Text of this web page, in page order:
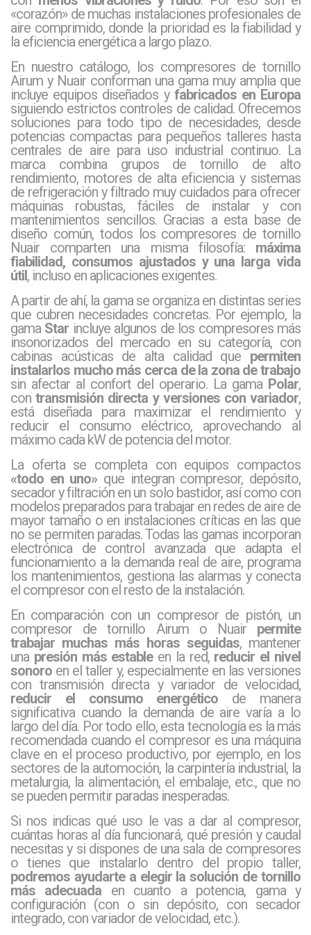
«corazón» de muchas instalaciones profesionales de
aire comprimido, donde la prioridad es la fiabilidad y
la eficiencia energética a largo plazo.
En nuestro catálogo, los compresores de tornillo
Airum y Nuair conforman una gama muy amplia que
incluye equipos diseñados y fabricados en Europa
siguiendo estrictos controles de calidad. Ofrecemos
soluciones para todo tipo de necesidades, desde
potencias compactas para pequeños talleres hasta
centrales de aire para uso industrial continuo. La
marca combina grupos de tornillo de alto
rendimiento, motores de alta eficiencia y sistemas
de refrigeración y filtrado muy cuidados para ofrecer
máquinas robustas, fáciles de instalar y con
mantenimientos sencillos. Gracias a esta base de
diseño común, todos los compresores de tornillo
Nuair comparten una misma filosofía: máxima
fiabilidad, consumos ajustados y una larga vida
útil, incluso en aplicaciones exigentes.
A partir de ahí, la gama se organiza en distintas series
que cubren necesidades concretas. Por ejemplo, la
gama Star incluye algunos de los compresores más
insonorizados del mercado en su categoría, con
cabinas acústicas de alta calidad que permiten
instalarlos mucho más cerca de la zona de trabajo
sin afectar al confort del operario. La gama Polar,
contransmisión directa y versiones con variador,
está diseñada para maximizar el rendimiento y
reducir el consumo eléctrico, aprovechando al
máximo cada kW de potencia del motor.
La oferta se completa con equipos compactos
«todo en uno» que integran compresor, depósito,
secador y filtración en un solo bastidor, así como con
modelos preparados para trabajar en redes de aire de
mayor tamaño o en instalaciones críticas en las que
no se permiten paradas. Todas las gamas incorporan
electrónica de control avanzada que adapta el
funcionamiento a la demanda real de aire, programa
los mantenimientos, gestiona las alarmas y conecta
el compresor con el resto de la instalación.
En comparación con un compresor de pistón, un
compresor de tornillo Airum o Nuair permite
trabajar muchas más horas seguidas, mantener
una presión más estableen la red, reducir el nivel
sonoro en el taller y, especialmente en las versiones
con transmisión directa y variador de velocidad,
reducir el consumo energético de manera
significativa cuando la demanda de aire varía a lo
largo del día. Por todo ello, esta tecnología es la más
recomendada cuando el compresor es una máquina
clave en el proceso productivo, por ejemplo, en los
sectores de la automoción, la carpintería industrial, la
metalurgia, la alimentación, el embalaje, etc., que no
se pueden permitir paradas inesperadas.
Si nos indicas qué uso le vas a dar al compresor,
cuántas horas al día funcionará, qué presión y caudal
necesitas y si dispones de una sala de compresores
o tienes que instalarlo dentro del propio taller,
podremos ayudarte a elegir la solución de tornillo
más adecuada en cuanto a potencia, gama y
configuración (con o sin depósito, con secador
integrado, con variador de velocidad, etc.).